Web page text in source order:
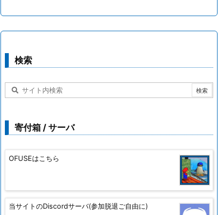
検索
寄付箱 / サーバ
OFUSEはこちら
当サイトのDiscordサーバ(参加脱退ご自由に)